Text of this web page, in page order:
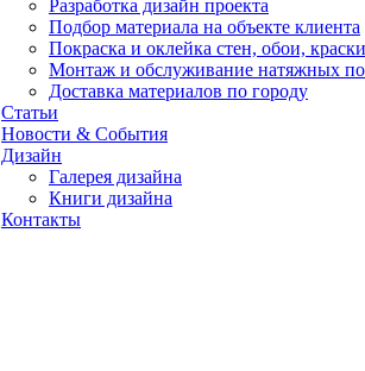
Разработка дизайн проекта
Подбор материала на объекте клиента
Покраска и оклейка стен, обои, краски
Монтаж и обслуживание натяжных
Доставка материалов по городу
Статьи
Новости & События
Дизайн
Галерея дизайна
Книги дизайна
Контакты